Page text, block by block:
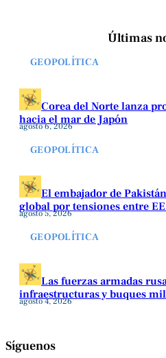
Últimas
GEOPOLÍTICA
Corea del Norte lanza
hacia el mar de Japón
agosto 6, 2026
GEOPOLÍTICA
El embajador de
global por tensiones entre
agosto 5, 2026
GEOPOLÍTICA
Las fuerzas armadas
infraestructuras y buques
agosto 4, 2026
Síguenos